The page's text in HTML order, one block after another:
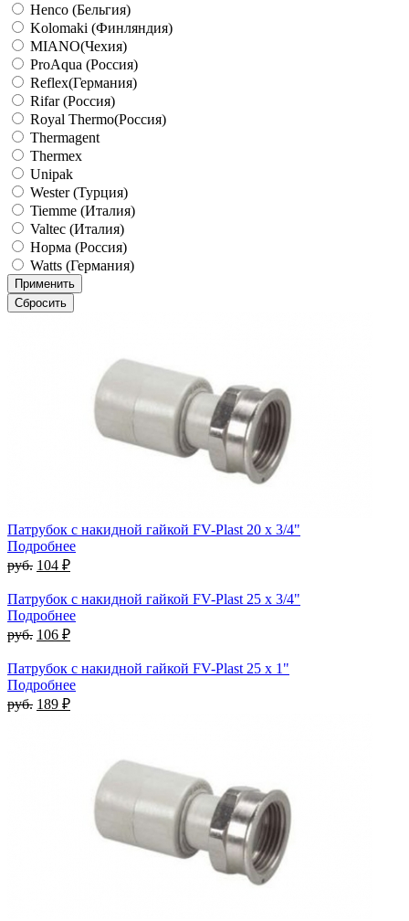
Henco (Бельгия)
Kolomaki (Финляндия)
MIANO(Чехия)
ProAqua (Россия)
Reflex(Германия)
Rifar (Россия)
Royal Thermo(Россия)
Thermagent
Thermex
Unipak
Wester (Турция)
Tiemme (Италия)
Valtec (Италия)
Норма (Россия)
Watts (Германия)
Патрубок с накидной гайкой FV-Plast 20 x 3/4"
Подробнее
руб. 104 ₽
Патрубок с накидной гайкой FV-Plast 25 x 3/4"
Подробнее
руб. 106 ₽
Патрубок с накидной гайкой FV-Plast 25 x 1"
Подробнее
руб. 189 ₽